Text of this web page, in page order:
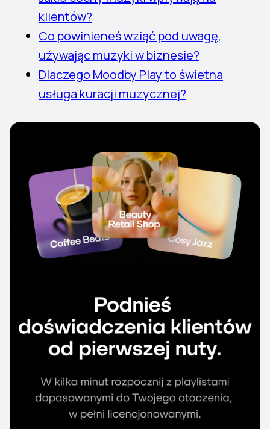
klientów?
Co powinieneś wziąć pod uwagę,
używając muzyki w biznesie?
Dlaczego Moodby Play to świetna
usługa kuracji muzycznej?